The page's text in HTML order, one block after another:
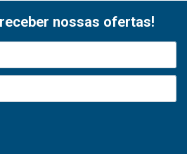
nossas ofertas!